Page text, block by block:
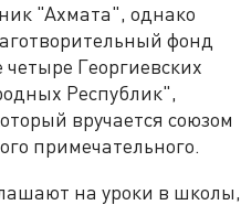
"Ахмата", однако
фонд
Георгиевских
Республик",
вручается союзом
примечательного.
на уроки в школы,